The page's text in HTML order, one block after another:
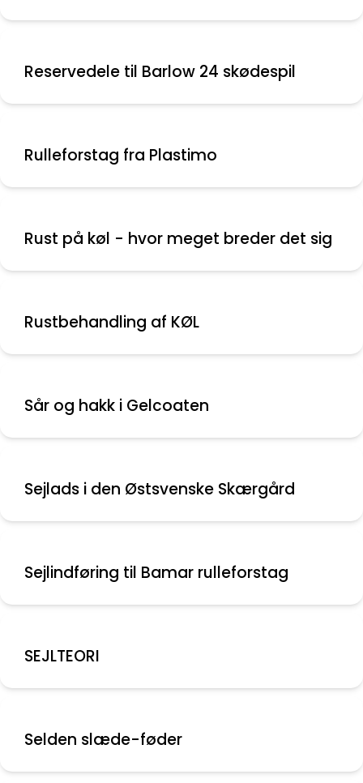
Reservedele til Barlow 24 skødespil
Rulleforstag fra Plastimo
Rust på køl - hvor meget breder det sig
Rustbehandling af KØL
Sår og hakk i Gelcoaten
Sejlads i den Østsvenske Skærgård
Sejlindføring til Bamar rulleforstag
SEJLTEORI
Selden slæde-føder